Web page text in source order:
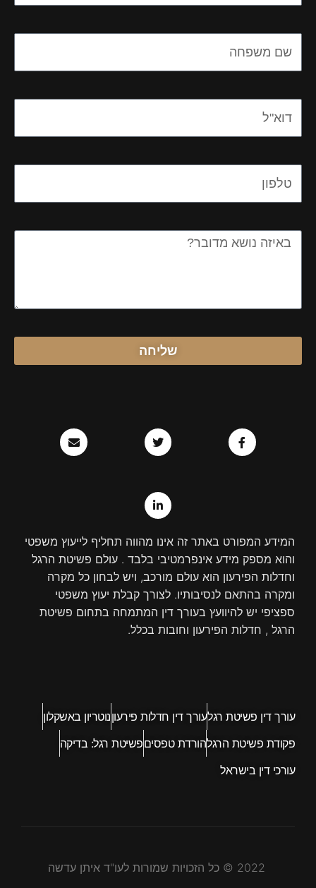
Message
שליחה
F
a
c
f
T
w
i
e
r
E
n
v
L
i
n
d
i
n
i
n
המידע המפורט באתר זה אינו מהווה תחליף לייעוץ משפטי
והוא מספק מידע אינפרמטיבי בלבד . עולם פשיטת הרגל
וחדלות הפירעון הוא עולם מורכב, ויש לבחון כל מקרה
ומקרה בהתאם לנסיבותיו. לצורך קבלת יעוץ משפטי
ספציפי יש להיוועץ בעורך דין המתמחה בתחום פשיטת
הרגל , חדלות הפירעון וחובות בכלל.
עורך דין פשיטת רגלעורך דין חדלות פירעוןנוטריון באשקלון
פקודת פשיטת הרגלהורדת טפסיםפשיטת רגל: בדיקה
עורכי דין בישראל